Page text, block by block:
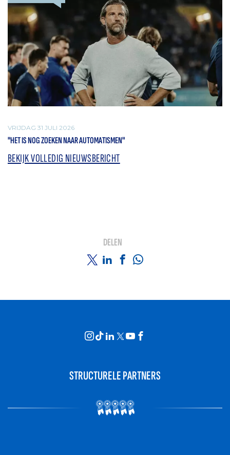
VRIJDAG 31 JULI 2026
"HET IS NOG ZOEKEN NAAR AUTOMATISMEN"
BEKIJK VOLLEDIG NIEUWSBERICHT
DELEN
STRUCTURELE PARTNERS